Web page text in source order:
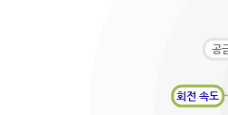
회전 속도
공